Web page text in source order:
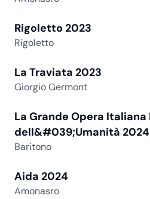
Rigoletto 2023
Rigoletto
La Traviata 2023
Giorgio Germont
La Grande Opera
dell&#039;Umanità 2024
Baritono
Aida 2024
Amonasro